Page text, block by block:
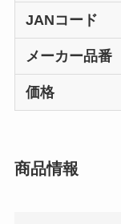
JANコード
メーカー品番
価格
商品情報